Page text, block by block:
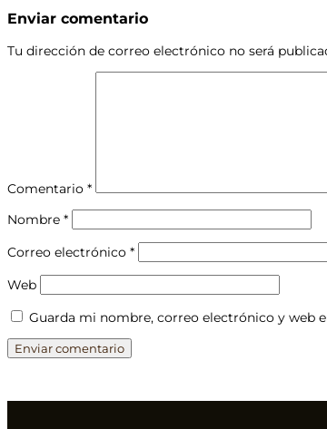
Enviar comentario
Tu dirección de correo electrónico no será
Comentario *
Nombre *
Correo electrónico *
Web
Guarda mi nombre, correo electrónico y web